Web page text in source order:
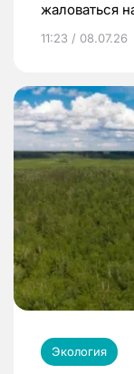
жаловаться
11:23 / 08.07.26
Экология